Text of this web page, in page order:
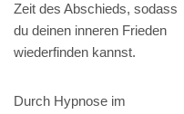
Zeit des Abschieds, sodass
du deinen inneren Frieden
wiederfinden kannst.
Durch Hypnose im